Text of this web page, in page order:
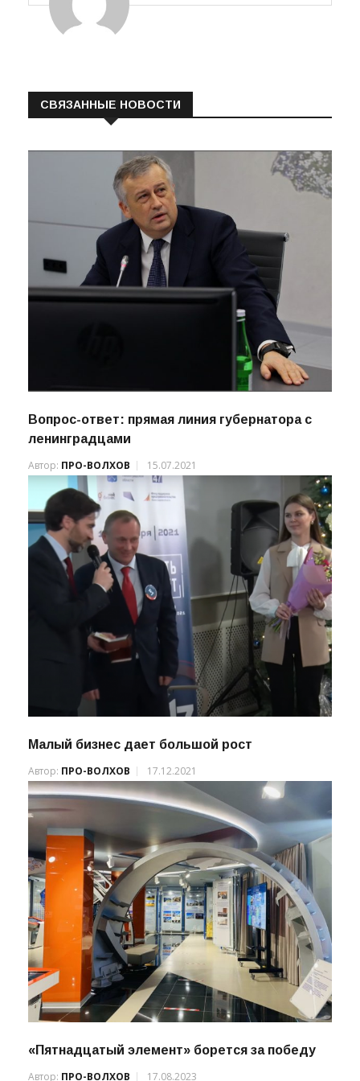
СВЯЗАННЫЕ НОВОСТИ
Вопрос-ответ: прямая линия губернатора с
ленинградцами
Автор: ПРО-ВОЛХОВ 15.07.2021
Малый бизнес дает большой рост
Автор: ПРО-ВОЛХОВ 17.12.2021
«Пятнадцатый элемент» борется за победу
Автор: ПРО-ВОЛХОВ 17.08.2023